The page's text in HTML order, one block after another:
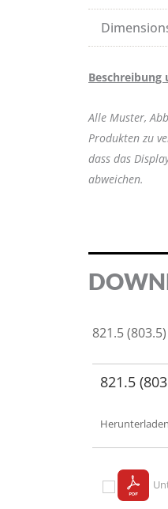
Beschreibung
Alle Muster,
Produkten zu
dass das
abweichen.
821.5 (803.5)
821.5
Herunterladen